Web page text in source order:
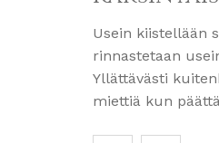
Usein kiistellään
rinnastetaan
Yllättävästi
miettiä kun